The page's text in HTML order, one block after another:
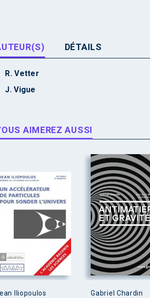
DÉTAILS
R. Vetter
J. Vigue
AIMEREZ AUSSI
Iliopoulos Gabriel Chardin